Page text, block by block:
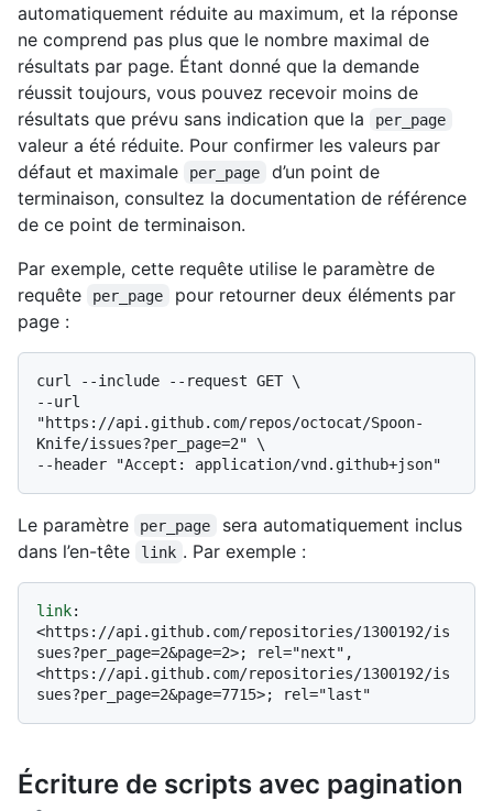
automatiquement réduite au maximum, et la réponse
ne comprend pas plus que le nombre maximal de
résultats par page. Étant donné que la demande
réussit toujours, vous pouvez recevoir moins de
résultats que prévu sans indication que la
per_page
valeur a été réduite. Pour confirmer les valeurs par
défaut et maximale
per_page
d’un point de
terminaison, consultez la documentation de référence
de ce point de terminaison.
Par exemple, cette requête utilise le paramètre de
requête
per_page
pour retourner deux éléments par
page :
curl --include --request GET \
--url
"https://api.github.com/repos/octocat/Spoon-
Knife/issues?per_page=2" \
Le paramètre per_page
sera automatiquement inclus
dans l’en-tête
link . Par exemple :
link
<https://api.github.com/repositories/1300192/is
sues?per_page=2&page=2>; rel="next",
<https://api.github.com/repositories/1300192/is
Écriture de scripts avec pagination